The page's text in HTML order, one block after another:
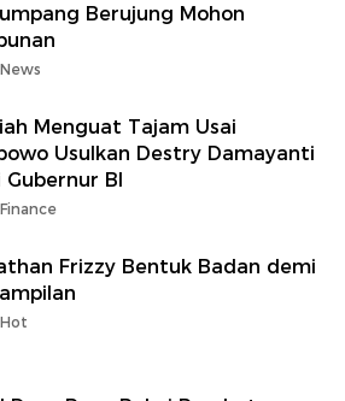
Berujung Mohon
Menguat Tajam Usai
Usulkan Destry Damayanti
Gubernur BI
Frizzy Bentuk Badan demi